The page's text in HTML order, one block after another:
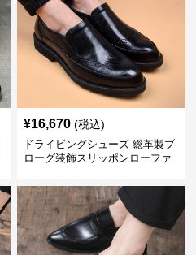
¥16,670 (税込)
ドライビングシューズ 総革製ブ
ローグ装飾スリッポンローファ